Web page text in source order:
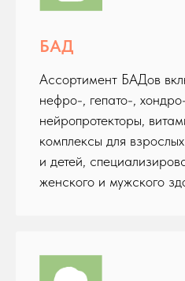
БАД
Ассортимент БАДов
нефро-, гепато-,
нейропротекторы,
комплексы для взрослых
и детей,
женского и мужского